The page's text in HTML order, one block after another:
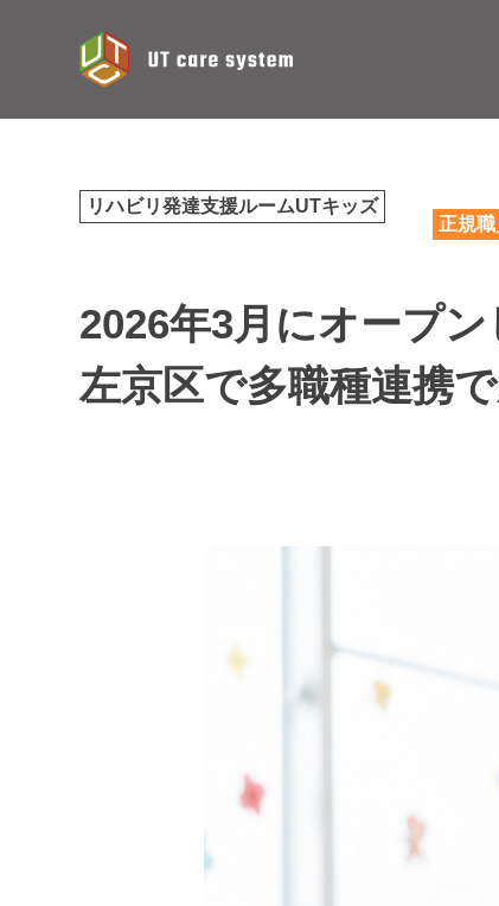
リハビリ発達支援ルームUTキッズ
正規職
2026年3月にオープ
左京区で多職種連携